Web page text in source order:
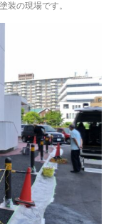
装の現場です。